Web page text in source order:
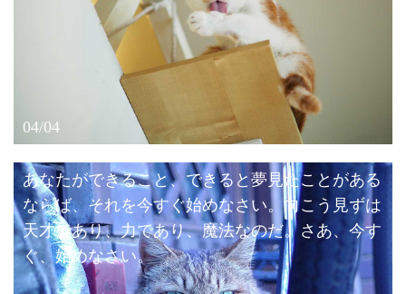
04/04
あなたができること、できると夢見たことがある
ならば、それを今すぐ始めなさい。向こう見ずは
天才であり、力であり、魔法なのだ。さあ、今す
ぐ、始めなさい。